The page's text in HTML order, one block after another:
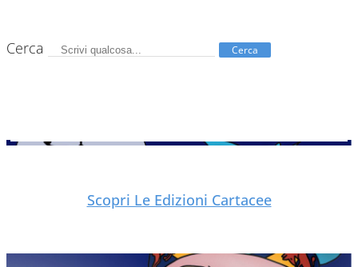
Cerca Cerca
Scopri Le Edizioni Cartacee